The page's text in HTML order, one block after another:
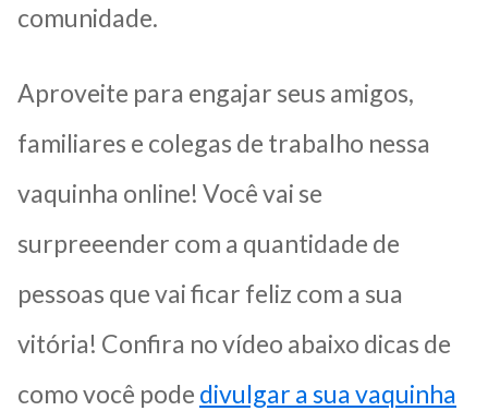
comunidade.
Aproveite para engajar seus amigos,
familiares e colegas de trabalho nessa
vaquinha online! Você vai se
surpreeender com a quantidade de
pessoas que vai ficar feliz com a sua
vitória! Confira no vídeo abaixo dicas de
como você pode divulgar a sua vaquinha